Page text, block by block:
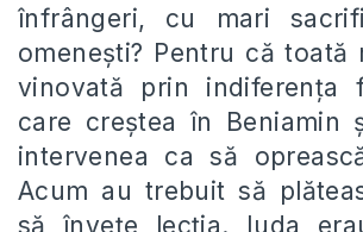
înfrângeri, cu mari
omenești? Pentru că toată
vinovată prin indiferența
care creștea în Beniamin
intervenea ca să
Acum au trebuit să
să învețe lecția. Iuda